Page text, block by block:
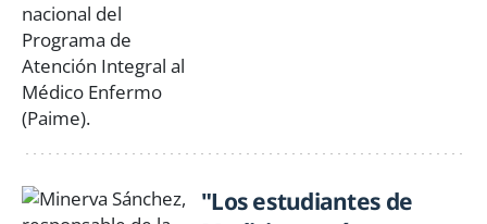
"Los estudiantes de